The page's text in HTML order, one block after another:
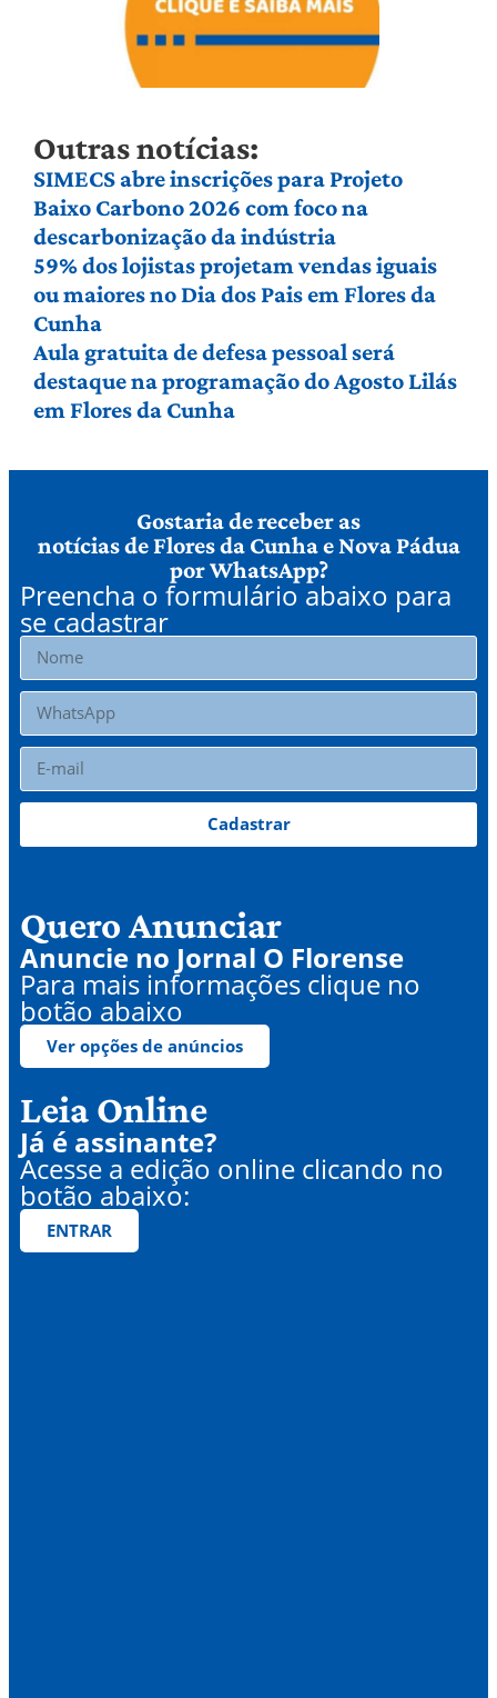
Outras notícias:
SIMECS abre inscrições para Projeto
Baixo Carbono 2026 com foco na
descarbonização da indústria
59% dos lojistas projetam vendas iguais
ou maiores no Dia dos Pais em Flores da
Cunha
Aula gratuita de defesa pessoal será
destaque na programação do Agosto Lilás
em Flores da Cunha
Gostaria de receber as
notícias de Flores da Cunha e Nova Pádua
por WhatsApp?
Preencha o formulário abaixo para
se cadastrar
Cadastrar
Quero Anunciar
Anuncie no Jornal O Florense
Para mais informações clique no
botão abaixo
Ver opções de anúncios
Leia Online
Já é assinante?
Acesse a edição online clicando no
botão abaixo:
ENTRAR